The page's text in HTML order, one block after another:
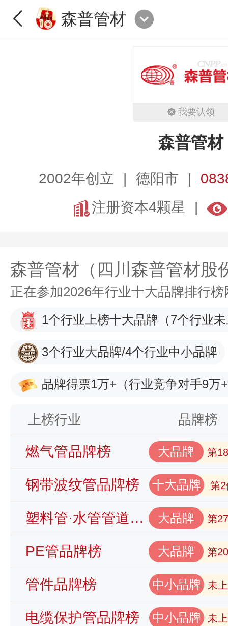
森普管材
我要认领
森普管材
2002年创立 德阳市
注册资本4颗星
森普管材（四川森普管材股
正在参加2026年行业十大品牌排行
1个行业上榜十大品牌 （7个行业
3个行业大品牌/4个行业中小品牌
品牌得票1万+ （行业竞争对手9万
上榜行业 品牌榜
燃气管品牌榜 大品牌 第
钢带波纹管品牌榜 十大品牌 第2
塑料管·水管管道品牌榜 大品牌 第
PE管品牌榜 大品牌 第
管件品牌榜 中小品牌 未
电缆保护管品牌榜 中小品牌 未